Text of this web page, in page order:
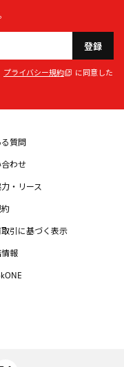
登録
プライバシー規約
に同意した
質問
わせ
・リース
引に基づく表示
報